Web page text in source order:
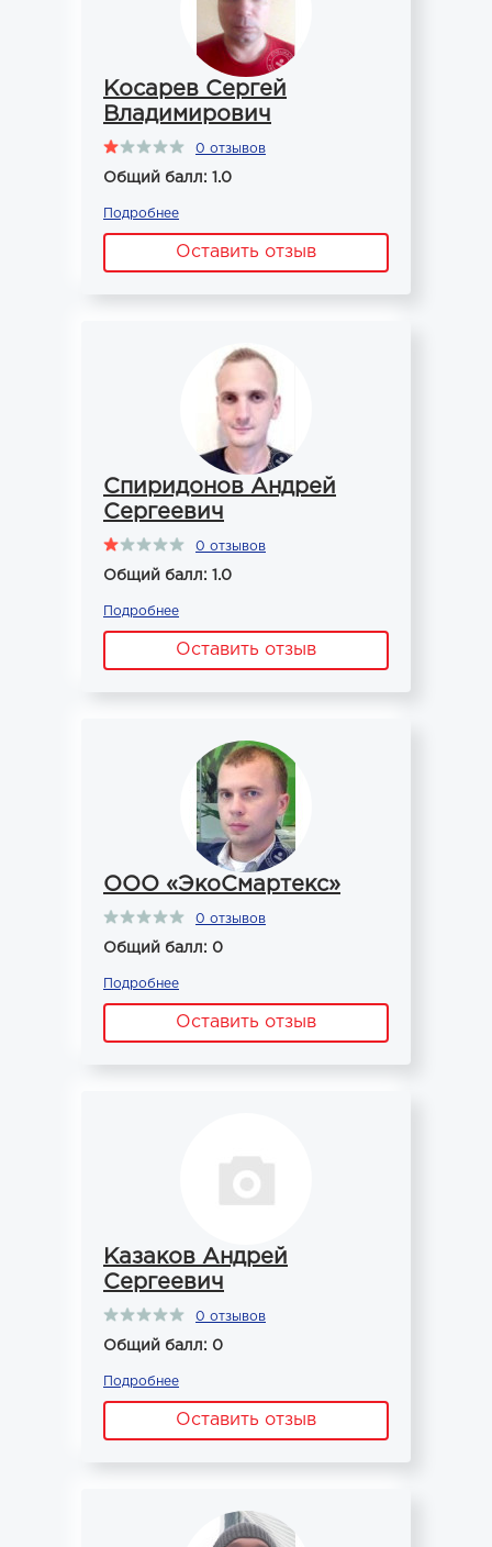
Косарев Сергей
Владимирович
0 отзывов
Общий балл: 1.0
Подробнее
Оставить отзыв
Спиридонов Андрей
Сергеевич
0 отзывов
Общий балл: 1.0
Подробнее
Оставить отзыв
ООО «ЭкоСмартекс»
0 отзывов
Общий балл: 0
Подробнее
Оставить отзыв
Казаков Андрей
Сергеевич
0 отзывов
Общий балл: 0
Подробнее
Оставить отзыв